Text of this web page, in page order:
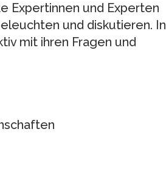
Expertinnen und Experten
und diskutieren. In
mit ihren Fragen und